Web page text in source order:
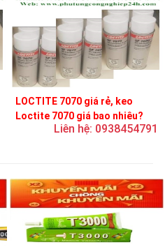
LOCTITE 7070 giá rẻ, keo
Loctite 7070 giá bao nhiêu?
Liên hệ: 0938454791